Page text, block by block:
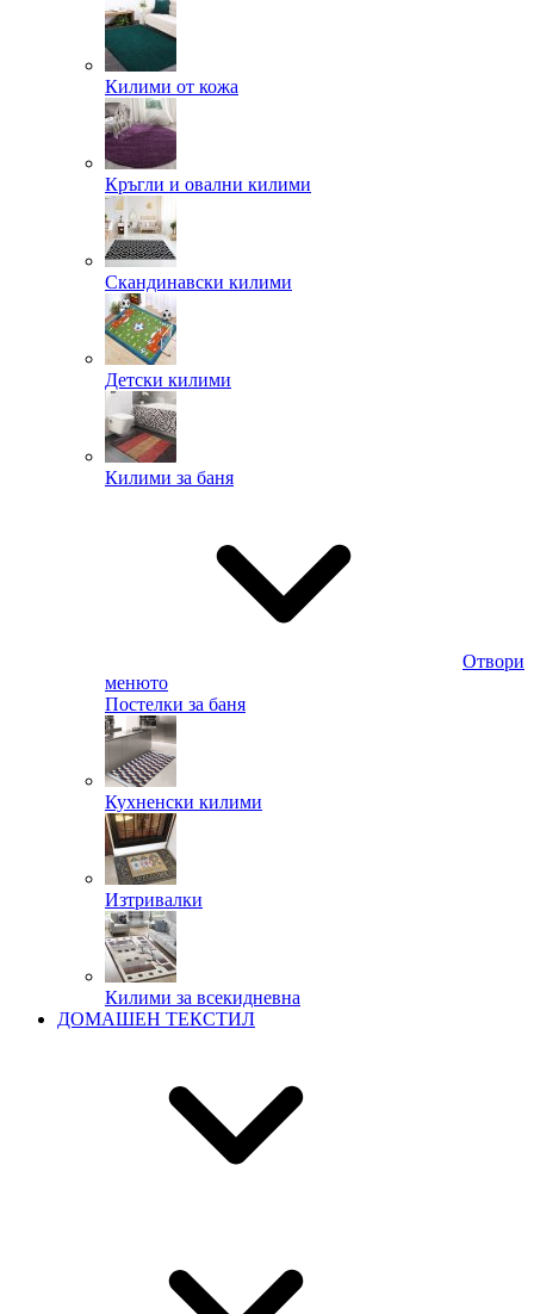
Килими от кожа
Кръгли и овални килими
Скандинавски килими
Детски килими
Килими за баня
Отвори
менюто
Постелки за баня
Кухненски килими
Изтривалки
Килими за всекидневна
ДОМАШЕН ТЕКСТИЛ